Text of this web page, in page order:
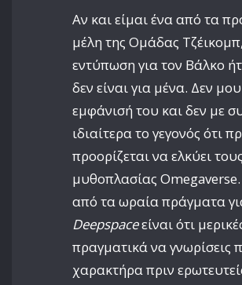
Αν και είμαι ένα από τα
μέλη της Ομάδας
εντύπωση για τον Βάλκο
δεν είναι για μένα. Δεν
εμφάνισή του και δεν με
ιδιαίτερα το γεγονός ότι
προορίζεται να ελκύει
μυθοπλασίας
από τα ωραία πράγματα
Deepspaceείναι ότι
πραγματικά να γνωρίσεις
χαρακτήρα πριν